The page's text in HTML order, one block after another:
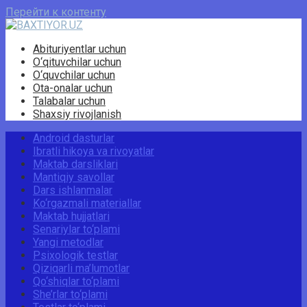
Перейти к контенту
Abituriyentlar uchun
O‘qituvchilar uchun
O‘quvchilar uchun
Ota-onalar uchun
Talabalar uchun
Shaxsiy rivojlanish
Android dasturlar
Ibratli hikoya va rivoyatlar
Maktab darsliklari
Mantiqiy savollar
Dars ishlanmalar
Ko‘rgazmali materiallar
Maktab hujjatlari
Senariylar to‘plami
Yangi metodlar
Psixologik testlar
Qiziqarli ma’lumotlar
Qo‘shiqlar to‘plami
She’rlar to‘plami